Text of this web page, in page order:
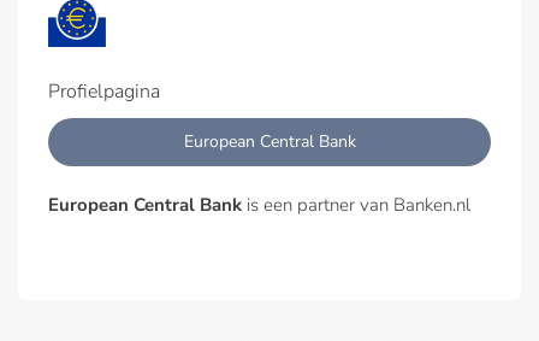
Profielpagina
European Central Bank
European Central Bank is een partner van Banken.nl